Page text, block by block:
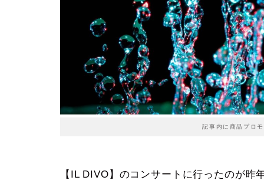
記事内に商品プロ
【IL DIVO】のコンサートに行ったのが昨